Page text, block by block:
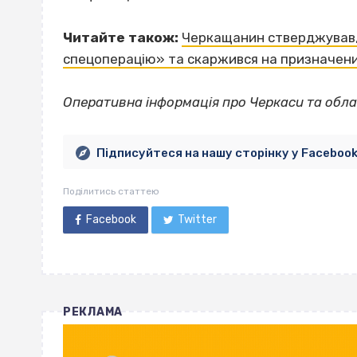
Читайте також: Черкащанин
спецоперацію» та скаржився на
Оперативна інформація про Черкаси та
Підписуйтеся на нашу сторінку у Facebook
Поділитись статтею
Facebook Twitter
РЕКЛАМА